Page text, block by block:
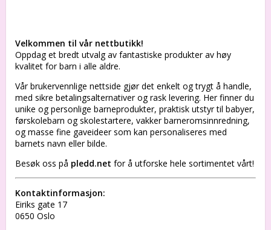
Velkommen til vår nettbutikk!
Oppdag et bredt utvalg av fantastiske produkter av høy
kvalitet for barn i alle aldre.
Vår brukervennlige nettside gjør det enkelt og trygt å handle,
med sikre betalingsalternativer og rask levering. Her finner du
unike og personlige barneprodukter, praktisk utstyr til babyer,
førskolebarn og skolestartere, vakker barneromsinnredning,
og masse fine gaveideer som kan personaliseres med
barnets navn eller bilde.
Besøk oss på pledd.net for å utforske hele sortimentet vårt!
Kontaktinformasjon:
Eiriks gate 17
0650 Oslo